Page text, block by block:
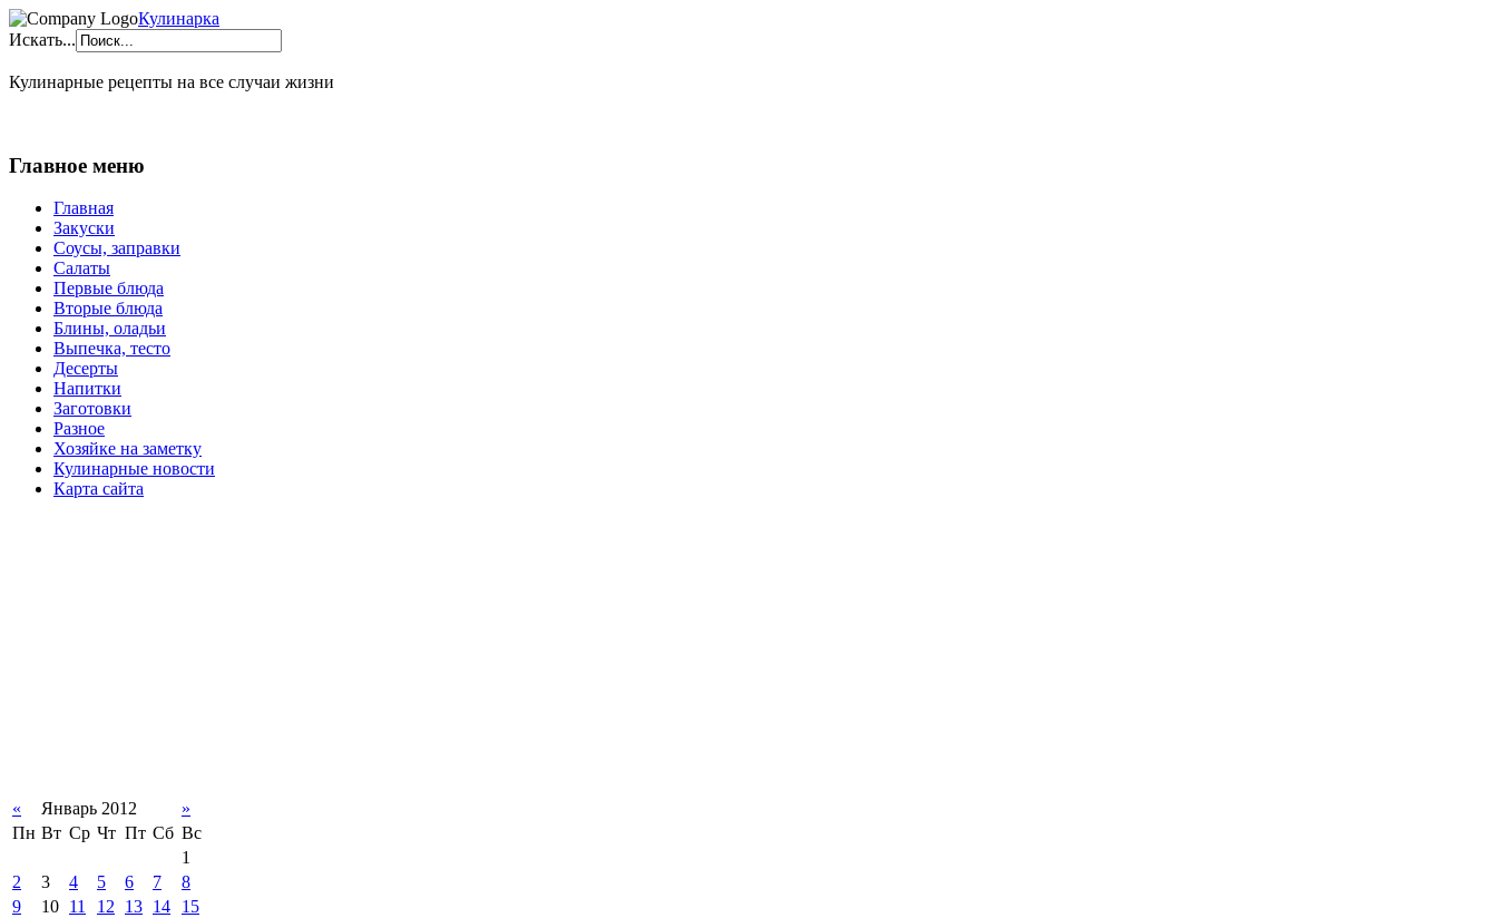
Кулинарка
Искать...
Кулинарные рецепты на все случаи жизни
Главное меню
Главная
Закуски
Соусы, заправки
Салаты
Первые блюда
Вторые блюда
Блины, оладьи
Выпечка, тесто
Десерты
Напитки
Заготовки
Разное
Хозяйке на заметку
Кулинарные новости
Карта сайта
« Январь 2012
»
Пн Вт Ср Чт Пт Сб Вс
1
2
3 4 5 6 7
8
9
10 11 12 13 14
15